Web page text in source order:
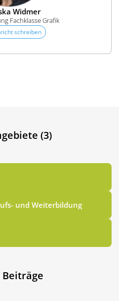
Widmer
Fachklasse Grafik
schreiben
(3)
und Weiterbildung